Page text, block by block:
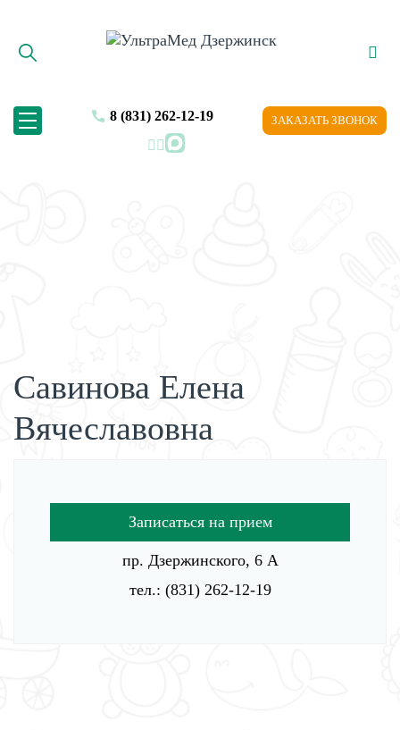
8 (831) 262-12-19
MAX
ЗАКАЗАТЬ ЗВОНОК
Савинова Елена
Вячеславовна
Записаться на прием
пр. Дзержинского, 6 А
тел.: (831) 262-12-19